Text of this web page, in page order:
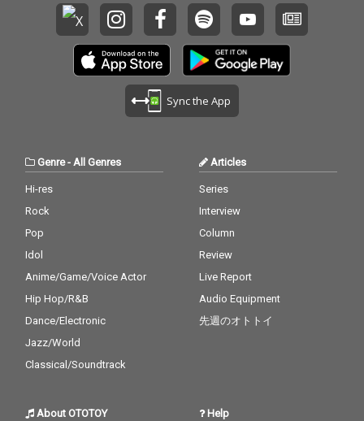
Sync the App
Genre-All Genres
Hi-res
Rock
Pop
Idol
Anime/Game/Voice Actor
Hip Hop/R&B
Dance/Electronic
Jazz/World
Classical/Soundtrack
Articles
Series
Interview
Column
Review
Live Report
Audio Equipment
先週のオトトイ
About OTOTOY Help